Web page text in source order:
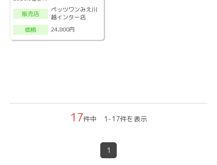
販売店
ペッツワンみえ川
越インター店
価格
24,800円
17件中 1-17件を表示
1